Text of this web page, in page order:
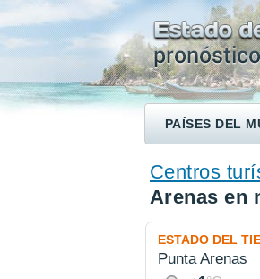
PAÍSES DEL
ENCONTRAR
Centros
Arenas en
ESTADO DEL
Punta Arenas